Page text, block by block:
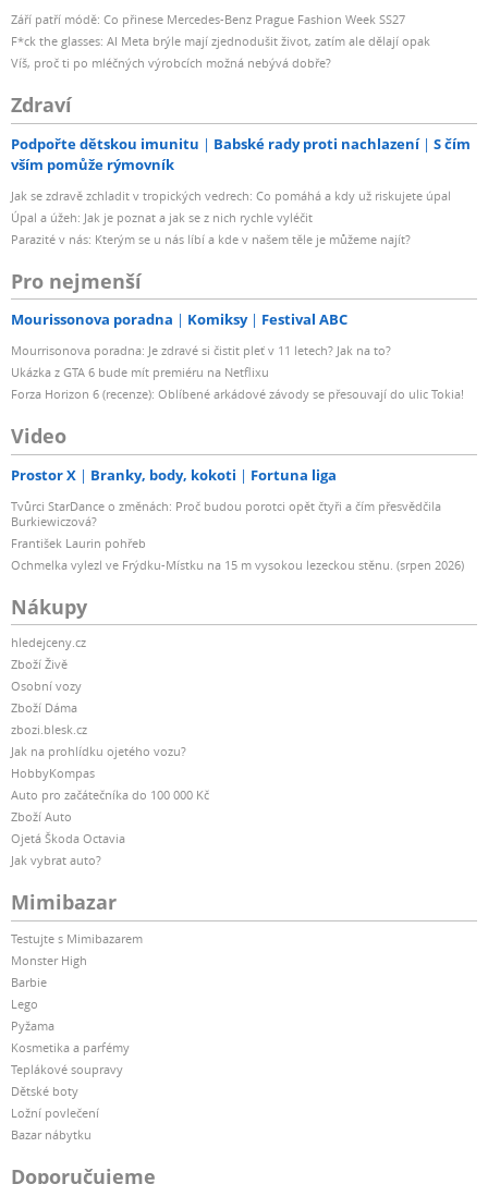
Září patří módě: Co přinese Mercedes-Benz Prague Fashion Week SS27
F*ck the glasses: AI Meta brýle mají zjednodušit život, zatím ale dělají opak
Víš, proč ti po mléčných výrobcích možná nebývá dobře?
Zdraví
Podpořte dětskou imunitu Babské rady proti nachlazení
S čím
vším pomůže rýmovník
Jak se zdravě zchladit v tropických vedrech: Co pomáhá a kdy už riskujete úpal
Úpal a úžeh: Jak je poznat a jak se z nich rychle vyléčit
Parazité v nás: Kterým se u nás líbí a kde v našem těle je můžeme najít?
Pro nejmenší
Mourissonova poradna Komiksy Festival ABC
Mourrisonova poradna: Je zdravé si čistit pleť v 11 letech? Jak na to?
Ukázka z GTA 6 bude mít premiéru na Netflixu
Forza Horizon 6 (recenze): Oblíbené arkádové závody se přesouvají do ulic Tokia!
Video
Prostor X Branky, body, kokoti Fortuna liga
Tvůrci StarDance o změnách: Proč budou porotci opět čtyři a čím přesvědčila
Burkiewiczová?
František Laurin pohřeb
Ochmelka vylezl ve Frýdku-Místku na 15 m vysokou lezeckou stěnu. (srpen 2026)
Nákupy
hledejceny.cz
Zboží Živě
Osobní vozy
Zboží Dáma
zbozi.blesk.cz
Jak na prohlídku ojetého vozu?
HobbyKompas
Auto pro začátečníka do 100 000 Kč
Zboží Auto
Ojetá Škoda Octavia
Jak vybrat auto?
Mimibazar
Testujte s Mimibazarem
Monster High
Barbie
Lego
Pyžama
Kosmetika a parfémy
Teplákové soupravy
Dětské boty
Ložní povlečení
Bazar nábytku
Doporučujeme